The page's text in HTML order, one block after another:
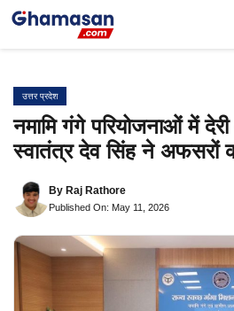
Skip
उत्तर प्रदेश
नमामि गंगे परियोजनाओं में देरी
स्वातंत्र देव सिंह ने अफसरों
By Raj Rathore
Published On: May 11, 2026